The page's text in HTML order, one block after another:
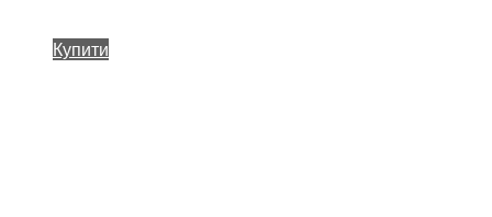
Купити